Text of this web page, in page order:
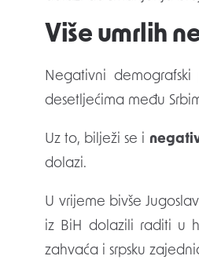
Više umrlih
Negativni
desetljećima među
Uz to, bilježi se i
dolazi.
U vrijeme bivše
iz BiH dolazili raditi u
zahvaća i srpsku